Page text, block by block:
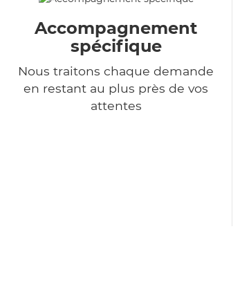
Accompagnement
spécifique
Nous traitons chaque demande
en restant au plus près de vos
attentes